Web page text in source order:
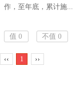
作，至年底，累计施...
值0 不值0
‹‹ 1 ››